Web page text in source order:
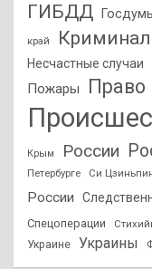
ГИБДД
край Криминал
Несчастные случаи
Пожары Право
Крым России
Петербурге
Си
России
Спецоперации
Украине Украины